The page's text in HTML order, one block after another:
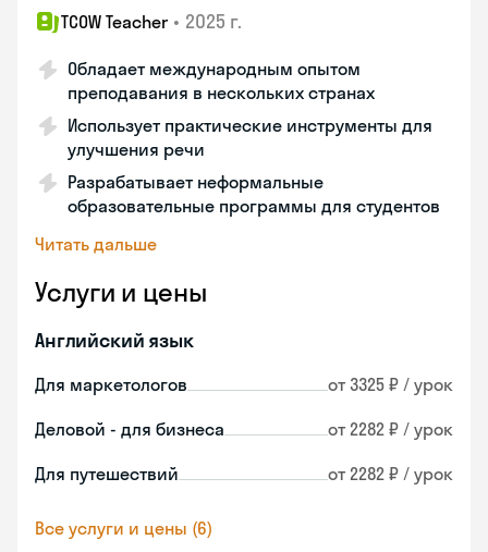
TCOW Teacher • 2025 г.
Обладает международным опытом
преподавания в нескольких странах
Использует практические инструменты для
улучшения речи
Разрабатывает неформальные
образовательные программы для студентов
Читать дальше
Услуги и цены
Английский язык
Для маркетологов от 3325 ₽ / урок
Деловой - для бизнеса от 2282 ₽ / урок
Для путешествий от 2282 ₽ / урок
Все услуги и цены (6)